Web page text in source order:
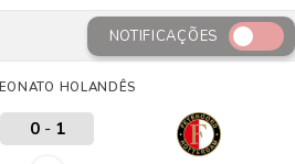
NOTIFICAÇÕES
HOLANDÊS
0- 1